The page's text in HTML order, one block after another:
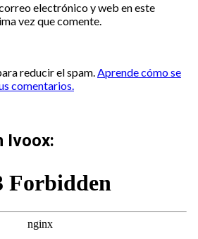
electrónico y web en este
vez que comente.
reducir el spam.Aprende cómo se
comentarios.
Ivoox: